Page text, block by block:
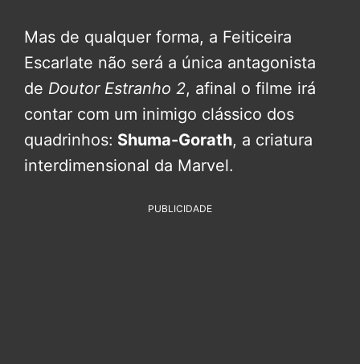
Mas de qualquer forma, a Feiticeira
Escarlate não será a única antagonista
de Doutor Estranho 2, afinal o filme irá
contar com um inimigo clássico dos
quadrinhos: Shuma-Gorath, a criatura
interdimensional da Marvel.
PUBLICIDADE